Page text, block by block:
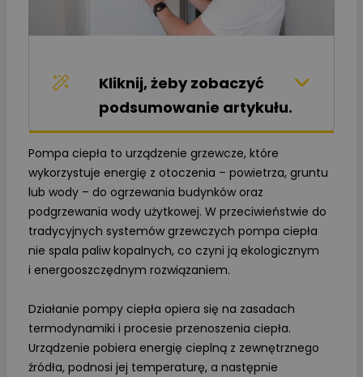
Kliknij, żeby zobaczyć
podsumowanie artykułu.
Pompa ciepła to urządzenie grzewcze, które
wykorzystuje energię z otoczenia – powietrza, gruntu
lub wody – do ogrzewania budynków oraz
podgrzewania wody użytkowej. W przeciwieństwie do
tradycyjnych systemów grzewczych pompa ciepła
nie spala paliw kopalnych, co czyni ją ekologicznym
i energooszczędnym rozwiązaniem.
Działanie pompy ciepła opiera się na zasadach
termodynamiki i procesie przenoszenia ciepła.
Urządzenie pobiera energię cieplną z zewnętrznego
źródła, podnosi jej temperaturę, a następnie